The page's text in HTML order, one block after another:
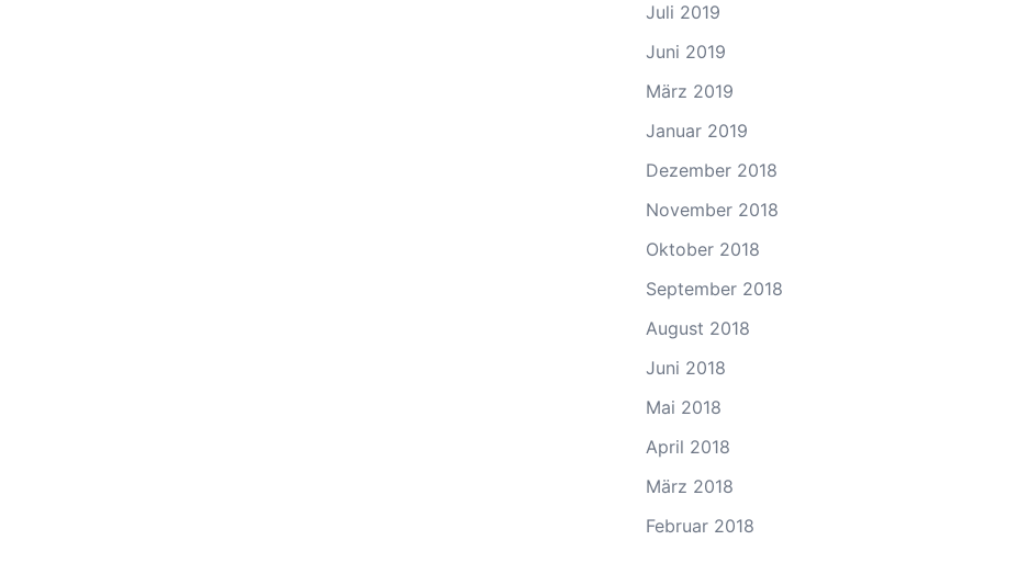
Juli 2019
Juni 2019
März 2019
Januar 2019
Dezember 2018
November 2018
Oktober 2018
September 2018
August 2018
Juni 2018
Mai 2018
April 2018
März 2018
Februar 2018